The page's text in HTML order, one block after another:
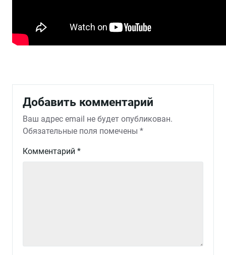
Добавить комментарий
Ваш адрес email не будет опубликован.
Обязательные поля помечены *
Комментарий *